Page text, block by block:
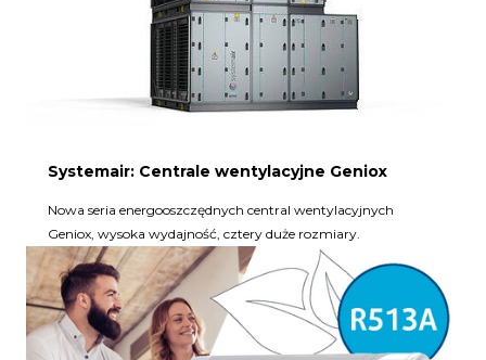
Systemair: Centrale wentylacyjne Geniox
Nowa seria energooszczędnych central wentylacyjnych
Geniox, wysoka wydajność, cztery duże rozmiary.